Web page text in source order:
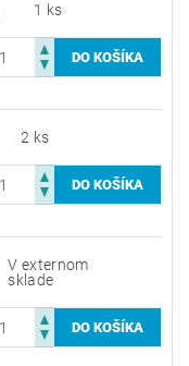
1 ks
2 ks
V externom
sklade